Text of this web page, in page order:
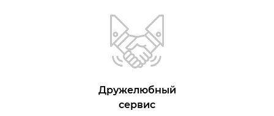
Дружелюбный
сервис